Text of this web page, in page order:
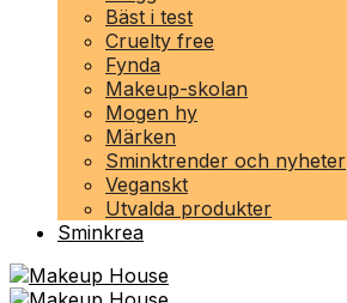
Bäst i test
Cruelty free
Fynda
Makeup-skolan
Mogen hy
Märken
Sminktrender och nyheter
Veganskt
Utvalda produkter
Sminkrea